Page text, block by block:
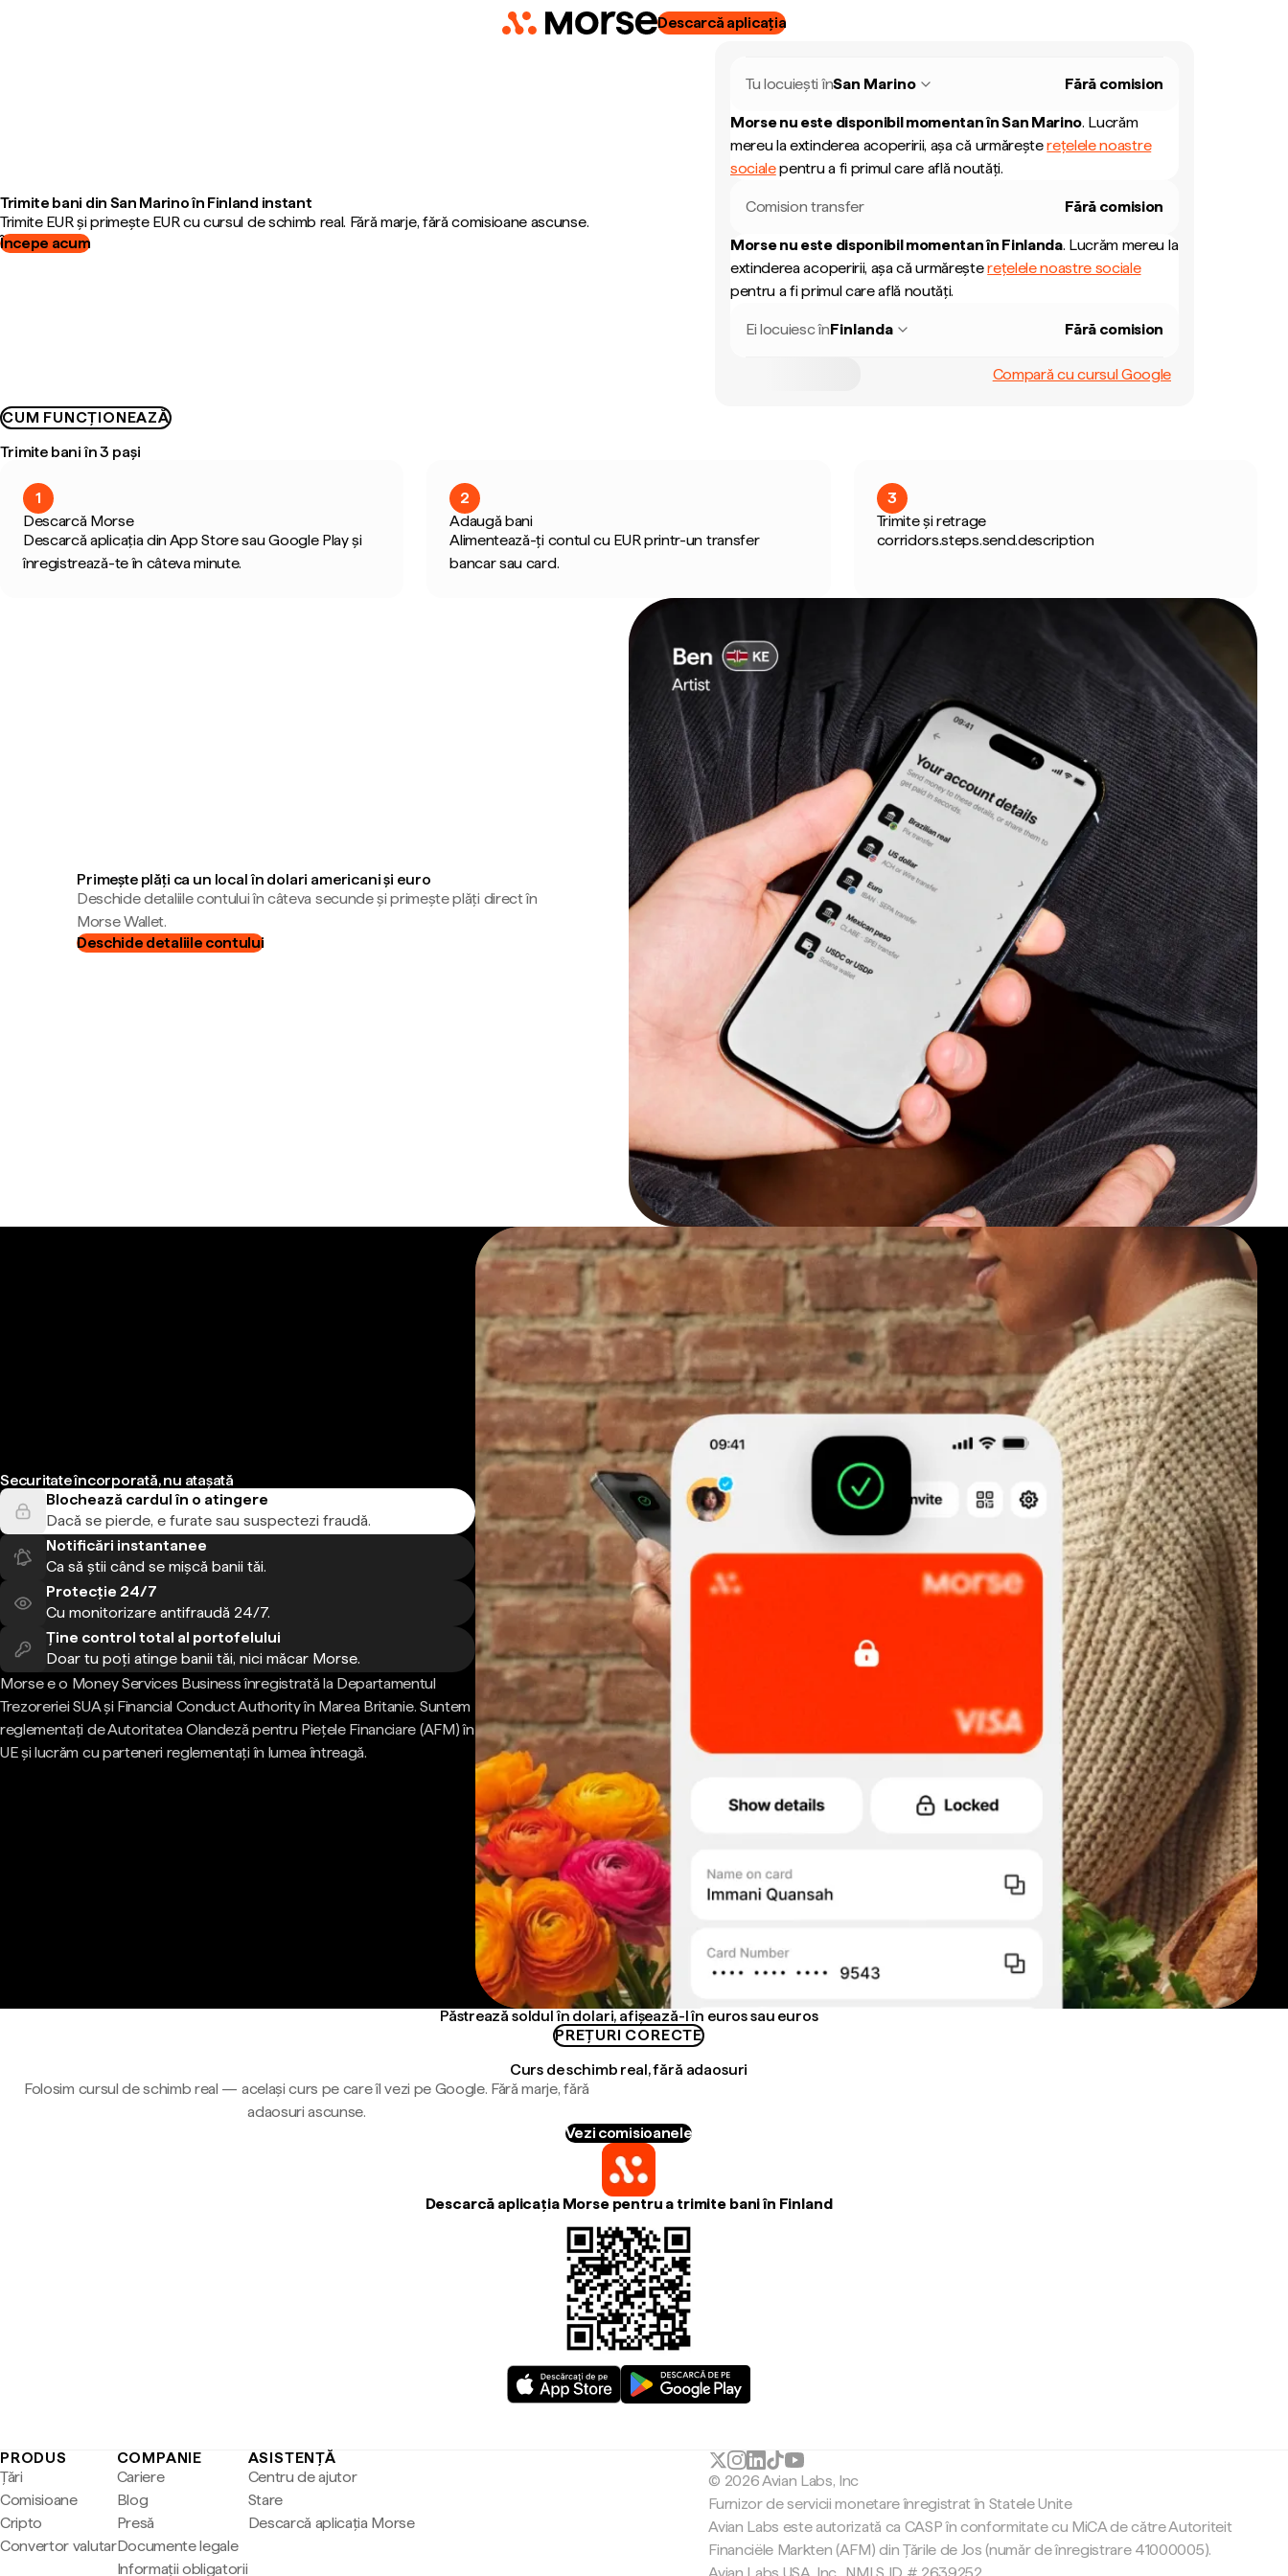
Descarcă aplicația
Trimite bani din San Marino în Finland instant
Trimite EUR și primește EUR cu cursul de schimb real. Fără marje, fără comisioane ascunse.
Începe acum
Tu locuiești înSan Marino Fără comision
Morse nu este disponibil momentan înSan Marino. Lucrăm
mereu la extinderea acoperirii, așa că urmăreșterețelele noastre
socialepentru a fi primul care află noutăți.
Comision transfer Fără comision
Morse nu este disponibil momentan în Finlanda. Lucrăm mereu la
extinderea acoperirii, așa că urmăreșterețelele noastre sociale
pentru a fi primul care află noutăți.
Ei locuiesc înFinlanda Fără comision
Compară cu cursul Google
CUM FUNCȚIONEAZĂ
Trimite bani în 3 pași
1
Descarcă Morse
Descarcă aplicația din App Store sau Google Play și
înregistrează-te în câteva minute.
2
Adaugă bani
Alimentează-ți contul cu EUR printr-un transfer
bancar sau card.
3
Trimite și retrage
corridors.steps.send.description
Primește plăți ca un local în dolari americani și euro
Deschide detaliile contului în câteva secunde și primește plăți direct în
Morse Wallet.
Deschide detaliile contului
Securitate încorporată, nu atașată
Blochează cardul în o atingere
Dacă se pierde, e furate sau suspectezi fraudă.
Notificări instantanee
Ca să știi când se mișcă banii tăi.
Protecție 24/7
Cu monitorizare antifraudă 24/7.
Ține control total al portofelului
Doar tu poți atinge banii tăi, nici măcar Morse.
Morse e o Money Services Business înregistrată la Departamentul
Trezoreriei SUA și Financial Conduct Authority în Marea Britanie. Suntem
reglementați de Autoritatea Olandeză pentru Piețele Financiare (AFM) în
UE și lucrăm cu parteneri reglementați în lumea întreagă.
Păstrează soldul în dolari, afișează-l în euros sau euros
PREȚURI CORECTE
Curs de schimb real, fără adaosuri
Folosim cursul de schimb real — același curs pe care îl vezi pe Google. Fără marje, fără
adaosuri ascunse.
Vezi comisioanele
Descarcă aplicația Morse pentru a trimite bani în Finland
PRODUS
Țări
Comisioane
Cripto
Convertor valutar
COMPANIE
Cariere
Blog
Presă
Documente legale
Informații obligatorii
ASISTENȚĂ
Centru de ajutor
Stare
Descarcă aplicația Morse
© 2026 Avian Labs, Inc
Furnizor de servicii monetare înregistrat în Statele Unite
Avian Labs este autorizată ca CASP în conformitate cu MiCA de către Autoriteit
Financiële Markten (AFM) din Țările de Jos (număr de înregistrare 41000005).